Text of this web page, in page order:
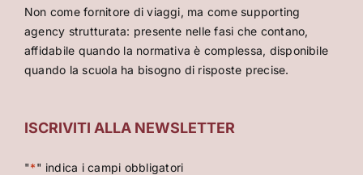
Non come fornitore di viaggi, ma come supporting
agency strutturata: presente nelle fasi che contano,
affidabile quando la normativa è complessa, disponibile
quando la scuola ha bisogno di risposte precise.
ISCRIVITI ALLA NEWSLETTER
"*" indica i campi obbligatori